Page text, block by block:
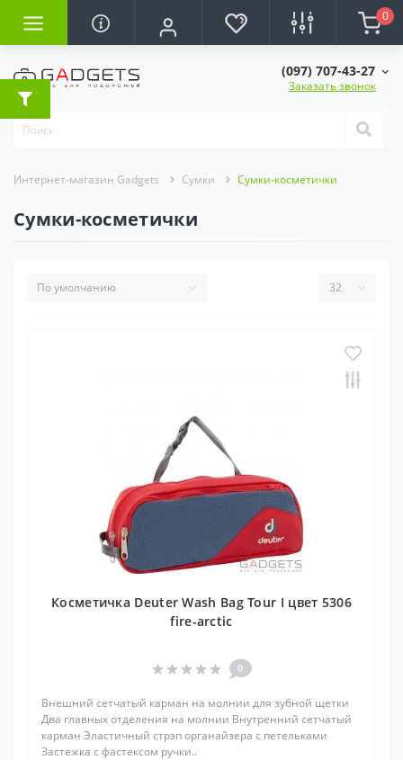
0
(097) 707-43-27
Заказать звонок
Интернет-магазин Gadgets Сумки Сумки-косметички
Сумки-косметички
Косметичка Deuter Wash Bag Tour I цвет 5306
fire-arctic
0
Внешний сетчатый карман на молнии для зубной щетки
Два главных отделения на молнии Внутренний сетчатый
карман Эластичный стрэп органайзера с петельками
Застежка с фастексом ручки..